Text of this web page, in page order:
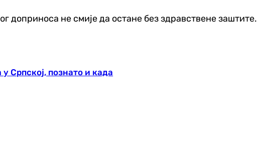
доприноса не смије да остане без здравствене заштите.
Српској, познато и када